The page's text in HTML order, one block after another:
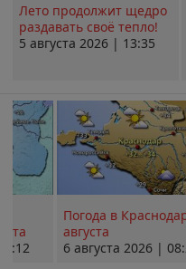
Лето продолжит щедро
раздавать своё тепло!
5 августа 2026 | 13:35
Погода в
августа
6 августа 2026 |